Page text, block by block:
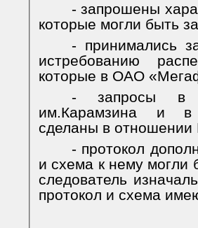
- запрошены
которые могли быть
- принимались
истребованию
которые в ОАО
- запросы в
им.Карамзина и в
сделаны в отношении
- протокол
и схема к нему могли
следователь
протокол и схема